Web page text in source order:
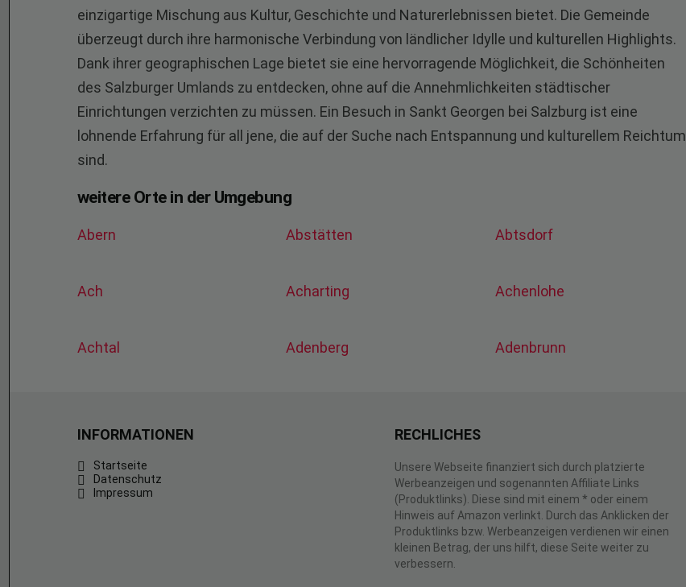
einzigartige Mischung aus Kultur, Geschichte und Naturerlebnissen bietet. Die Gemeinde
überzeugt durch ihre harmonische Verbindung von ländlicher Idylle und kulturellen Highlights.
Dank ihrer geographischen Lage bietet sie eine hervorragende Möglichkeit, die Schönheiten
des Salzburger Umlands zu entdecken, ohne auf die Annehmlichkeiten städtischer
Einrichtungen verzichten zu müssen. Ein Besuch in Sankt Georgen bei Salzburg ist eine
lohnende Erfahrung für all jene, die auf der Suche nach Entspannung und kulturellem Reichtum
sind.
weitere Orte in der Umgebung
Abern Abstätten Abtsdorf
Ach Acharting Achenlohe
Achtal Adenberg Adenbrunn
INFORMATIONEN
Startseite
Datenschutz
Impressum
RECHLICHES
Unsere Webseite finanziert sich durch platzierte
Werbeanzeigen und sogenannten Affiliate Links
(Produktlinks). Diese sind mit einem * oder einem
Hinweis auf Amazon verlinkt. Durch das Anklicken der
Produktlinks bzw. Werbeanzeigen verdienen wir einen
kleinen Betrag, der uns hilft, diese Seite weiter zu
verbessern.